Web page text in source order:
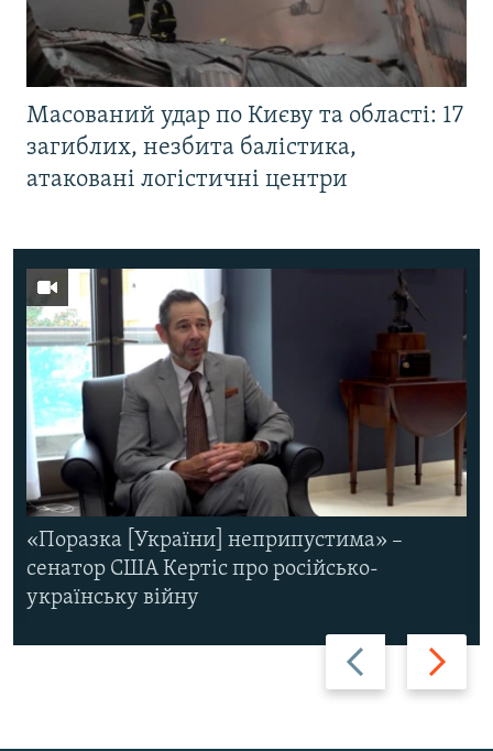
Масований удар по Києву та області: 17
загиблих, незбита балістика,
атаковані логістичні центри
Назад Вперед
«Поразка [України] неприпустима» –
сенатор США Кертіс про російсько-
українську війну